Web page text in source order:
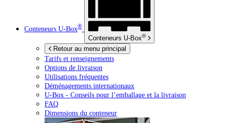
Conteneurs U-Box®
Conteneurs U-Box®
Retour au menu principal
Tarifs et renseignements
Options de livraison
Utilisations fréquentes
Déménagements internationaux
U-Box - Conseils pour l’emballage et la livraison
FAQ
Dimensions du conteneur